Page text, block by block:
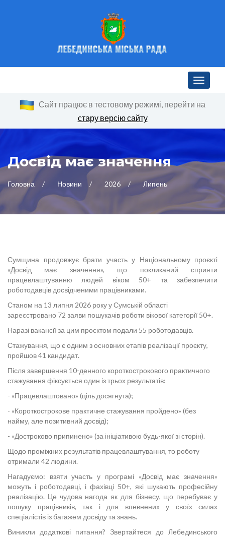
Toggle
Сайт працює в тестовому режимі, перейти на
стару версію сайту
Досвід має значення
Головна Новини 2026 Липень
Сумщина продовжує брати участь у Національному проєкті
«Досвід має значення», що покликаний сприяти
працевлаштуванню людей віком 50+ та забезпечити
роботодавців досвідченими працівниками.
Станом на 13 липня 2026 року у Сумській області
зареєстровано 72 заяви пошукачів роботи вікової категорії 50+.
Наразі вакансії за цим проєктом подали 55 роботодавців.
Стажування, що є одним з основних етапів реалізації проєкту,
пройшов 41 кандидат.
Після завершення 10-денного короткострокового практичного
стажування фіксується один із трьох результатів:
- «Працевлаштовано» (ціль досягнута);
- «Короткострокове практичне стажування пройдено» (без
найму, але позитивний досвід);
- «Достроково припинено» (за ініціативою будь-якої зі сторін).
Щодо проміжних результатів працевлаштування, то роботу
отримали 42 людини.
Нагадуємо: взяти участь у програмі «Досвід має значення»
можуть і роботодавці, і фахівці 50+, які шукають професійну
реалізацію. Це чудова нагода як для бізнесу, що перебуває у
пошуку працівників, так і для впевнених у своїх силах
спеціалістів із багажем досвіду та знань.
Виникли додаткові питання? Звертайтеся до Лебединського